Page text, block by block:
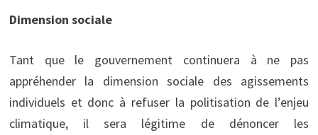
Dimension sociale
Tant que le gouvernement continuera à ne pas
appréhender la dimension sociale des agissements
individuels et donc à refuser la politisation de l’enjeu
climatique, il sera légitime de dénoncer les